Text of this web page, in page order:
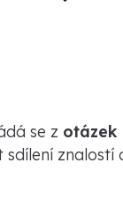
se z otázek